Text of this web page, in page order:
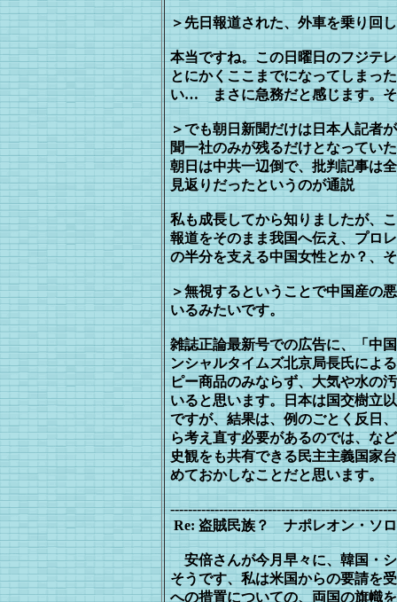
＞先日報道された、外車を乗り回
本当ですね。この日曜日のフジテ
とにかくここまでになってしまっ
い… まさに急務だと感じます。
＞でも朝日新聞だけは日本人記者
聞一社のみが残るだけとなってい
朝日は中共一辺倒で、批判記事は
見返りだったというのが通説
私も成長してから知りましたが、
報道をそのまま我国へ伝え、プロ
の半分を支える中国女性とか？、
＞無視するということで中国産の
いるみたいです。
雑誌正論最新号での広告に、「中
ンシャルタイムズ北京局長氏によ
ピー商品のみならず、大気や水の
いると思います。日本は国交樹立
ですが、結果は、例のごとく反日
ら考え直す必要があるのでは、な
史観をも共有できる民主主義国家
めておかしなことだと思います。
Re: 盗賊民族？ ナポレオン・ソロ
安倍さんが今月早々に、韓国・シ
そうです、私は米国からの要請を
への措置についての、両国の旗幟